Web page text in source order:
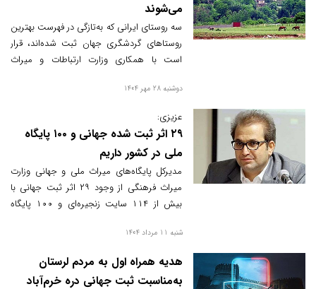
می‌شوند
سه روستای ایرانی که به‌تازگی در فهرست بهترین
روستاهای گردشگری جهان ثبت شده‌اند، قرار
است با همکاری وزارت ارتباطات و میراث
معرفی دیجیتالی ظرفیت‌های فرهنگی و
برای توسعه پایدار گردشگری روستایی است.
دوشنبه 28 مهر 1404
عزیزی:
۲۹ اثر ثبت شده جهانی و ۱۰۰ پایگاه
ملی در کشور داریم
مدیرکل پایگاه‌های میراث ملی و جهانی وزارت
میراث فرهنگی از وجود ۲۹ اثر ثبت جهانی با
بیش از ۱۱۴ سایت زنجیره‌ای و ۱۰۰ پایگاه
زیرساخت‌ها و مدیریت مناسب، کلید جهانی
شنبه 11 مرداد 1404
هدیه همراه اول به مردم لرستان
به‌مناسبت ثبت جهانی دره خرم‌آباد